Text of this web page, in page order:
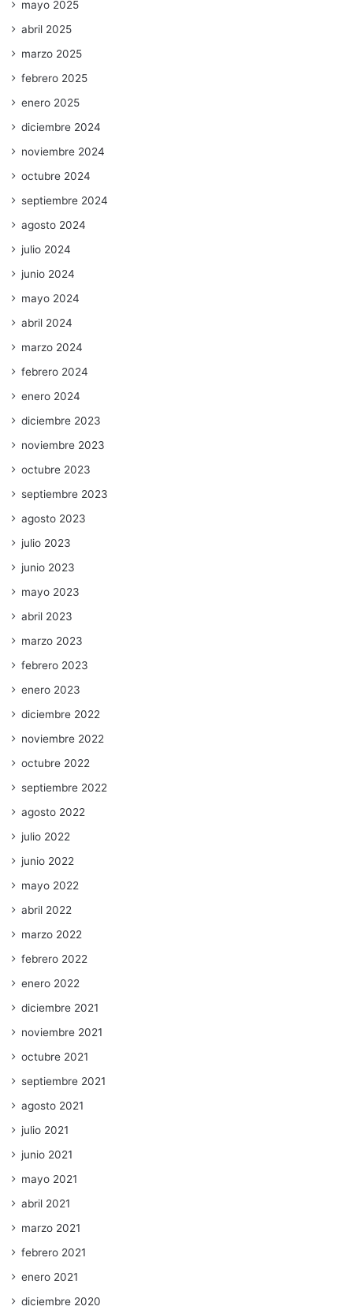
mayo 2025
abril 2025
marzo 2025
febrero 2025
enero 2025
diciembre 2024
noviembre 2024
octubre 2024
septiembre 2024
agosto 2024
julio 2024
junio 2024
mayo 2024
abril 2024
marzo 2024
febrero 2024
enero 2024
diciembre 2023
noviembre 2023
octubre 2023
septiembre 2023
agosto 2023
julio 2023
junio 2023
mayo 2023
abril 2023
marzo 2023
febrero 2023
enero 2023
diciembre 2022
noviembre 2022
octubre 2022
septiembre 2022
agosto 2022
julio 2022
junio 2022
mayo 2022
abril 2022
marzo 2022
febrero 2022
enero 2022
diciembre 2021
noviembre 2021
octubre 2021
septiembre 2021
agosto 2021
julio 2021
junio 2021
mayo 2021
abril 2021
marzo 2021
febrero 2021
enero 2021
diciembre 2020